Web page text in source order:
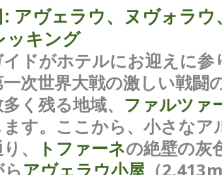
: アヴェラウ、ヌヴォラ
ッキング
ドがホテルにお迎えに参
次世界大戦の激しい戦闘
く残る地域、 ファルツァ
す。ここから、小さなア
、 トファーネの絶壁の灰
アヴェラウ小屋 （